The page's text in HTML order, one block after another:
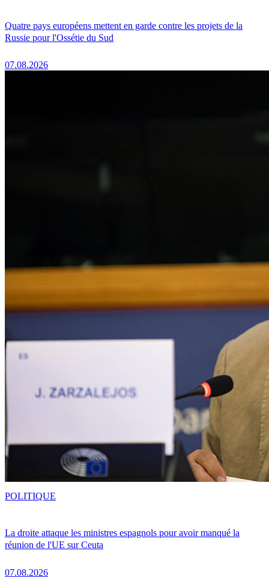
Quatre pays européens mettent en garde contre les projets de la
Russie pour l'Ossétie du Sud
07.08.2026
La droite attaque les ministres espagnols pour avoir manqué la
réunion de l'UE sur Ceuta
07.08.2026
POLITIQUE